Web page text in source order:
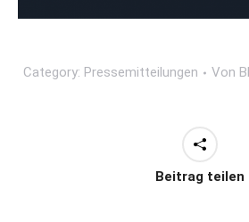
Category: Pressemitteilungen Von
Beitrag teilen